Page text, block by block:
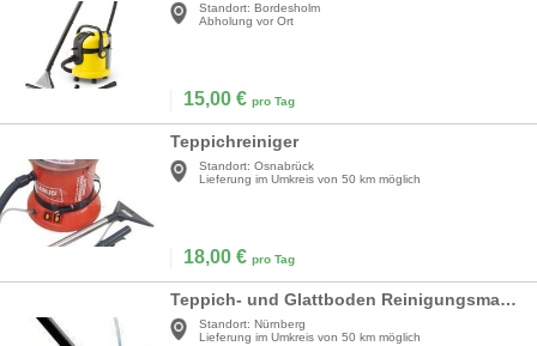
Standort: Bordesholm
Abholung vor Ort
15,00 € pro Tag
Teppichreiniger
Standort: Osnabrück
Lieferung im Umkreis von 50 km möglich
18,00 € pro Tag
Teppich- und Glattboden Reinigungsmaschine LUX
Standort: Nürnberg
Lieferung im Umkreis von 50 km möglich